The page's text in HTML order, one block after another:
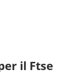
il Ftse